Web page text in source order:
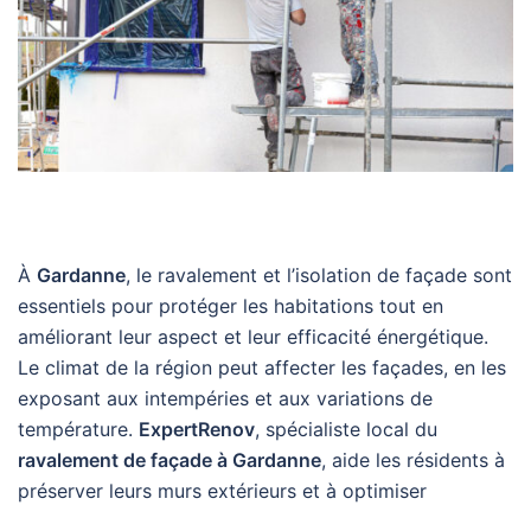
À Gardanne, le ravalement et l’isolation de façade sont
essentiels pour protéger les habitations tout en
améliorant leur aspect et leur efficacité énergétique.
Le climat de la région peut affecter les façades, en les
exposant aux intempéries et aux variations de
température. ExpertRenov, spécialiste local du
ravalement de façade à Gardanne, aide les résidents à
préserver leurs murs extérieurs et à optimiser